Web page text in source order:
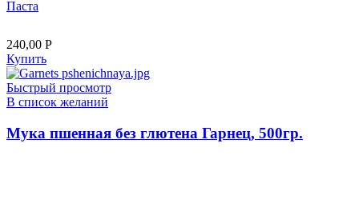
Паста
240,00 Р
Купить
Быстрый просмотр
В список желаний
Мука пшенная без глютена Гарнец, 500гр.